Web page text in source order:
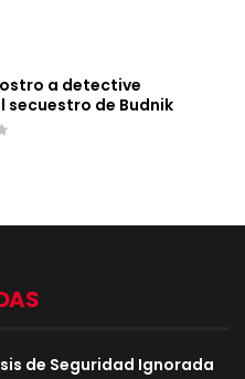
a detective
secuestro de Budnik
de Seguridad Ignorada